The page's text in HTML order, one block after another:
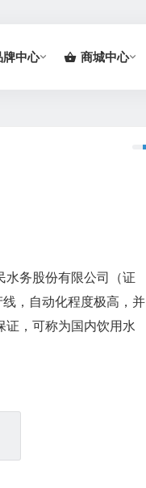
牌中心 商城中心
水务股份有限公司（证
，自动化程度极高，并
证，可称为国内饮用水